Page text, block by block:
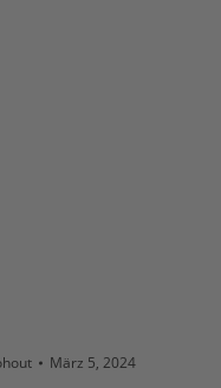
März 5, 2024